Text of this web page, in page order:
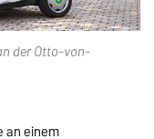
der Otto-von-
an einem